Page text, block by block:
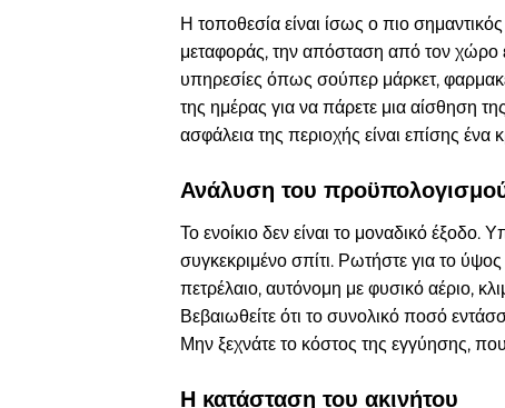
Η τοποθεσία είναι ίσως ο πιο
μεταφοράς, την απόσταση από τον χώρο
υπηρεσίες όπως σούπερ μάρκετ,
της ημέρας για να πάρετε μια αίσθηση
ασφάλεια της περιοχής είναι επίσης ένα
Ανάλυση του
Το ενοίκιο δεν είναι το μοναδικό έξοδο.
συγκεκριμένο σπίτι. Ρωτήστε για το
πετρέλαιο, αυτόνομη με φυσικό αέριο,
Βεβαιωθείτε ότι το συνολικό ποσό
Μην ξεχνάτε το κόστος της εγγύησης,
Η κατάσταση του ακινήτου